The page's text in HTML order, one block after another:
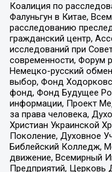
Коалиция по
Фалуньгун в Китае,
расследованию
гражданский центр,
исследований при
современности, Форум
Немецко-русский
выбор, Фонд
фонд, Фонд Будущее
информации, Проект
за права человека,
Христиан Украинской
Поколение, Духовное
Библейский Колледж,
движение, Всемирный
Предприятий, Церковь